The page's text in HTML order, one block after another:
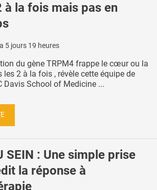
à la fois mais pas en
5 jours 19 heures
du gène TRPM4 frappe le cœur ou la
les 2 à la fois , révèle cette équipe de
Davis School of Medicine ...
SEIN : Une simple prise
la réponse à